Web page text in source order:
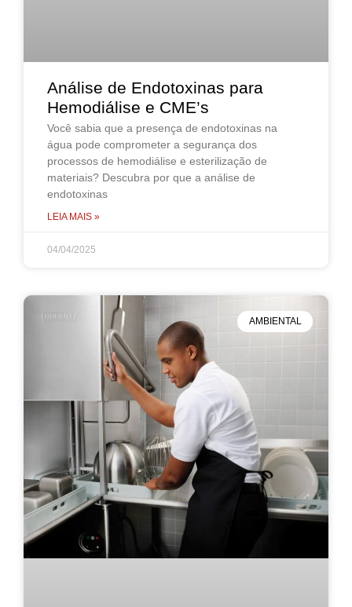
Análise de Endotoxinas para
Hemodiálise e CME’s
Você sabia que a presença de endotoxinas na
água pode comprometer a segurança dos
processos de hemodiálise e esterilização de
materiais? Descubra por que a análise de
endotoxinas
LEIA MAIS »
04/04/2025
AMBIENTAL